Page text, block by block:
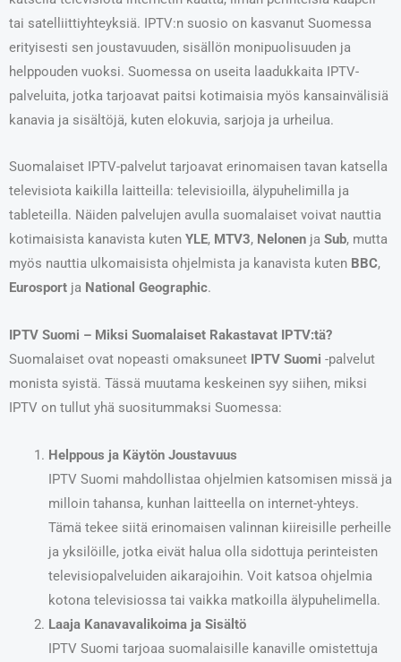
tai satelliittiyhteyksiä. IPTV:n suosio on kasvanut Suomessa
erityisesti sen joustavuuden, sisällön monipuolisuuden ja
helppouden vuoksi. Suomessa on useita laadukkaita IPTV-
palveluita, jotka tarjoavat paitsi kotimaisia myös kansainvälisiä
kanavia ja sisältöjä, kuten elokuvia, sarjoja ja urheilua.
Suomalaiset IPTV-palvelut tarjoavat erinomaisen tavan katsella
televisiota kaikilla laitteilla: televisioilla, älypuhelimilla ja
tableteilla. Näiden palvelujen avulla suomalaiset voivat nauttia
kotimaisista kanavista kuten YLE, MTV3, Nelonen ja Sub, mutta
myös nauttia ulkomaisista ohjelmista ja kanavista kuten BBC,
Eurosport ja National Geographic.
IPTV Suomi – Miksi Suomalaiset Rakastavat IPTV:tä?
Suomalaiset ovat nopeasti omaksuneet IPTV Suomi -palvelut
monista syistä. Tässä muutama keskeinen syy siihen, miksi
IPTV on tullut yhä suositummaksi Suomessa:
Helppous ja Käytön Joustavuus
IPTV Suomi mahdollistaa ohjelmien katsomisen missä ja
milloin tahansa, kunhan laitteella on internet-yhteys.
Tämä tekee siitä erinomaisen valinnan kiireisille perheille
ja yksilöille, jotka eivät halua olla sidottuja perinteisten
televisiopalveluiden aikarajoihin. Voit katsoa ohjelmia
kotona televisiossa tai vaikka matkoilla älypuhelimella.
Laaja Kanavavalikoima ja Sisältö
IPTV Suomi tarjoaa suomalaisille kanaville omistettuja